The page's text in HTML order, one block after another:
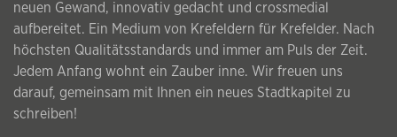
neuen Gewand, innovativ gedacht und crossmedial
aufbereitet. Ein Medium von Krefeldern für Krefelder. Nach
höchsten Qualitätsstandards und immer am Puls der Zeit.
Jedem Anfang wohnt ein Zauber inne. Wir freuen uns
darauf, gemeinsam mit Ihnen ein neues Stadtkapitel zu
schreiben!